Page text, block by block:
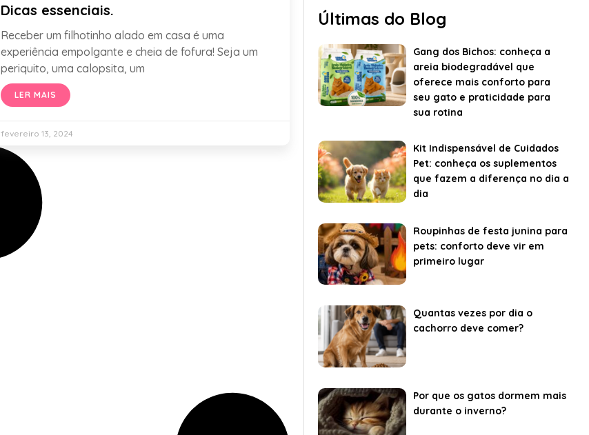
Dicas essenciais.
Receber um filhotinho alado em casa é uma
experiência empolgante e cheia de fofura! Seja um
periquito, uma calopsita, um
LER MAIS
fevereiro 13, 2024
Últimas do Blog
Gang dos Bichos: conheça a
areia biodegradável que
oferece mais conforto para
seu gato e praticidade para
sua rotina
Kit Indispensável de Cuidados
Pet: conheça os suplementos
que fazem a diferença no dia a
dia
Roupinhas de festa junina para
pets: conforto deve vir em
primeiro lugar
Quantas vezes por dia o
cachorro deve comer?
Por que os gatos dormem mais
durante o inverno?